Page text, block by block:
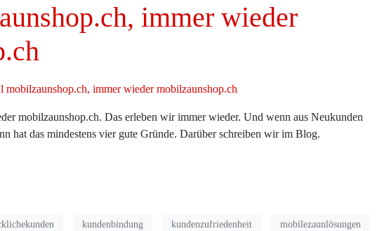
immer wieder
mobilzaunshop.ch. Das erleben wir immer wieder. Und wenn aus Neukunden
hat das mindestens vier gute Gründe. Darüber schreiben wir im Blog.
kundenbindung kundenzufriedenheit mobilezaunlösungen